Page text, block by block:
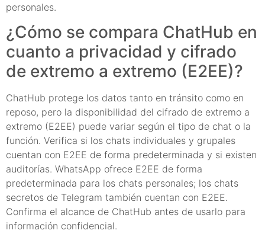
personales.
¿Cómo se compara ChatHub en
cuanto a privacidad y cifrado
de extremo a extremo (E2EE)?
ChatHub protege los datos tanto en tránsito como en
reposo, pero la disponibilidad del cifrado de extremo a
extremo (E2EE) puede variar según el tipo de chat o la
función. Verifica si los chats individuales y grupales
cuentan con E2EE de forma predeterminada y si existen
auditorías. WhatsApp ofrece E2EE de forma
predeterminada para los chats personales; los chats
secretos de Telegram también cuentan con E2EE.
Confirma el alcance de ChatHub antes de usarlo para
información confidencial.